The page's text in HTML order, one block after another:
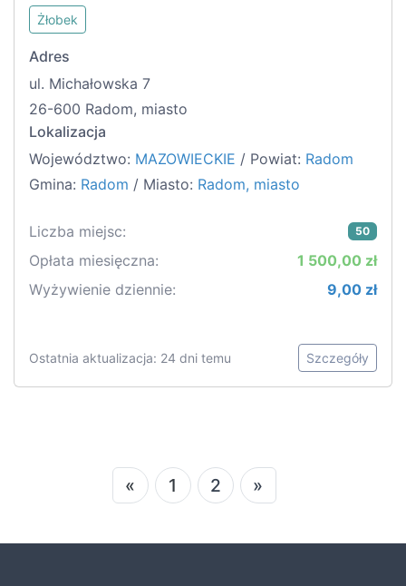
Żłobek
Adres
ul. Michałowska 7
26-600 Radom, miasto
Lokalizacja
Województwo: MAZOWIECKIE / Powiat: Radom
Gmina: Radom / Miasto: Radom, miasto
Liczba miejsc: 50
Opłata miesięczna:
1 500,00 zł
Wyżywienie dziennie:
9,00 zł
Ostatnia aktualizacja: 24 dni temu Szczegóły
« 1 2 »